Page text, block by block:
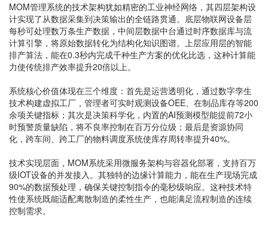
MOM管理系统的技术架构犹如精密的工业神经网络，其四层架构设
计实现了从数据采集到决策输出的全链路贯通。底层物联网设备层
每秒可处理数万条生产数据，中间层数据中台通过时序数据库与流
计算引擎，将原始数据转化为结构化知识图谱。上层应用层的智能
排产算法，能在0.3秒内完成千种生产方案的优化比选，这种计算能
力使传统排产效率提升20倍以上。
系统核心价值体现在三个维度：首先是运营透明化，通过数字孪生
技术构建虚拟工厂，管理者可实时观测设备OEE、在制品库存等200
余项关键指标；其次是决策科学化，内置的AI预测模型能提前72小
时预警质量缺陷，将不良率控制在百万分位级；最后是资源协同
化，跨车间、跨工厂的物料调度系统使库存周转率提升40%。
技术实现层面，MOM系统采用微服务架构与容器化部署，支持百万
级IOT设备的并发接入。其独特的边缘计算能力，能在生产现场完成
90%的数据预处理，确保关键控制指令的毫秒级响应。这种技术特
性使系统既能适配离散制造的柔性生产，也能满足流程制造的连续
控制需求。